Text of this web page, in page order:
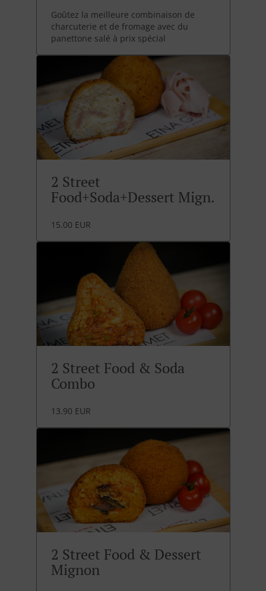
Goûtez la meilleure combinaison de
charcuterie et de fromage avec du
panettone salé à prix spécial
2 Street
Food+Soda+Dessert Mign.
15.00 EUR
2 Street Food & Soda
Combo
13.90 EUR
2 Street Food & Dessert
Mignon